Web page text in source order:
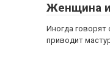
Женщина
Иногда говорят
приводит